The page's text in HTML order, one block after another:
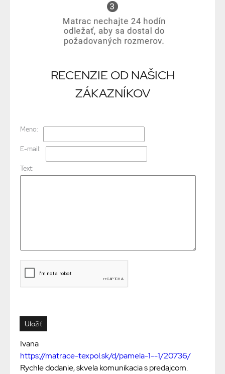
RECENZIE OD NAŠICH
ZÁKAZNÍKOV
Meno:
E-mail:
Text:
Ivana
https://matrace-texpol.sk/d/pamela-1--1/20736/
Rychle dodanie, skvela komunikacia s predajcom.